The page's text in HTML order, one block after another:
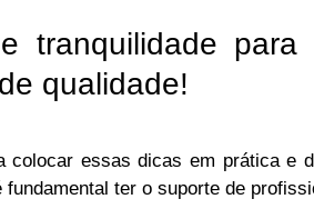
tranquilidade
qualidade!
essas dicas em prática e
ter o suporte de